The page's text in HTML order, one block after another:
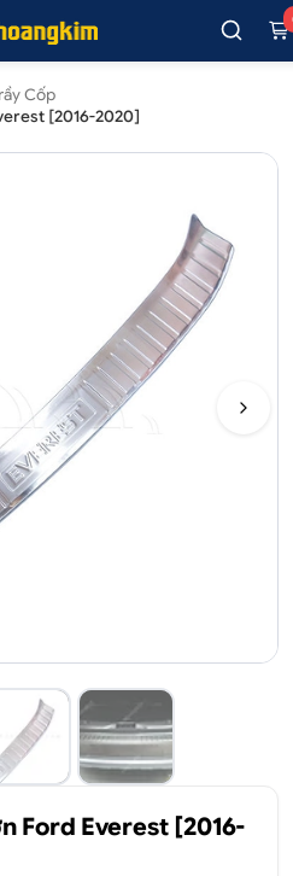
Cốp
[2016-2020]
Ford Everest [2016-